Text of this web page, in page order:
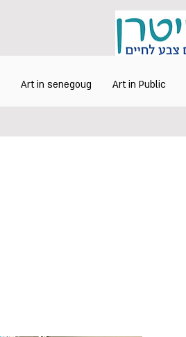
Art in Public
Art in senegoug